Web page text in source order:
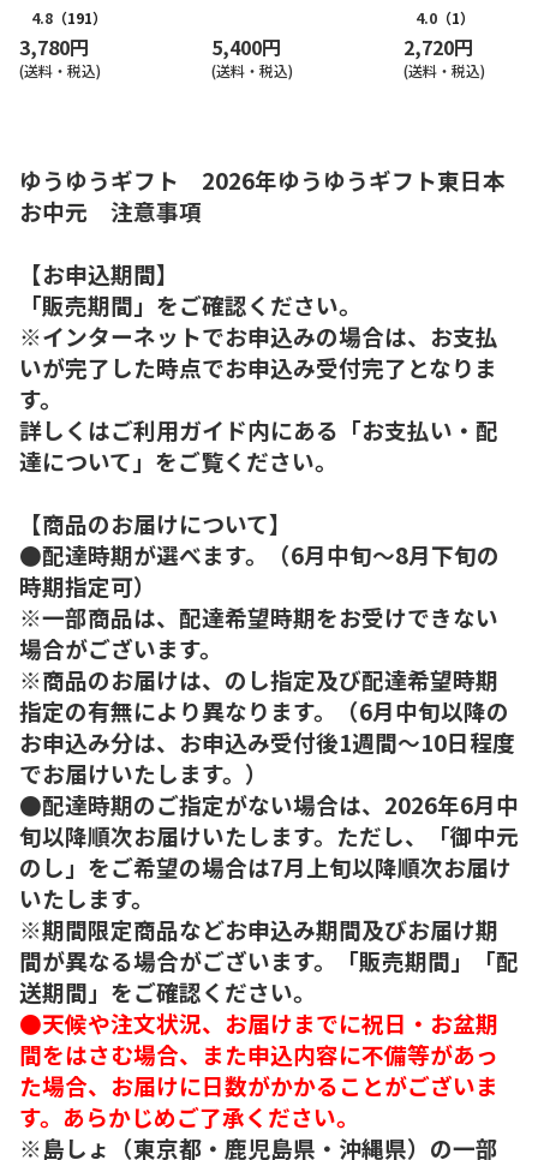
4.8 （191）
3,780円
(送料・税込)
5,400円
(送料・税込)
4.0 （1）
2,720円
(送料・税込)
ゆうゆうギフト 2026年ゆうゆうギフト東日本
お中元 注意事項
【お申込期間】
「販売期間」をご確認ください。
※インターネットでお申込みの場合は、お支払
いが完了した時点でお申込み受付完了となりま
す。
詳しくはご利用ガイド内にある「お支払い・配
達について」をご覧ください。
【商品のお届けについて】
●配達時期が選べます。（6月中旬～8月下旬の
時期指定可）
※一部商品は、配達希望時期をお受けできない
場合がございます。
※商品のお届けは、のし指定及び配達希望時期
指定の有無により異なります。（6月中旬以降の
お申込み分は、お申込み受付後1週間～10日程度
でお届けいたします。）
●配達時期のご指定がない場合は、2026年6月中
旬以降順次お届けいたします。ただし、「御中元
のし」をご希望の場合は7月上旬以降順次お届け
いたします。
※期間限定商品などお申込み期間及びお届け期
間が異なる場合がございます。「販売期間」「配
送期間」をご確認ください。
●天候や注文状況、お届けまでに祝日・お盆期
間をはさむ場合、また申込内容に不備等があっ
た場合、お届けに日数がかかることがございま
す。あらかじめご了承ください。
※島しょ（東京都・鹿児島県・沖縄県）の一部